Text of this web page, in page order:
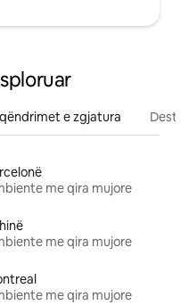
e zgjatura
me qira mujore
me qira mujore
me qira mujore